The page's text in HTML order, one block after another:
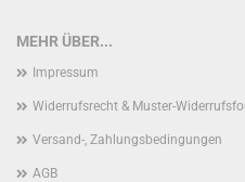
MEHR ÜBER...
Impressum
Widerrufsrecht & Muster-
Versand-, Zahlungsbedingungen
AGB